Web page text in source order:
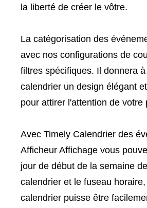
la liberté de créer le vôtre.
La catégorisation des
avec nos configurations de
filtres spécifiques. Il donnera
calendrier un design élégant
pour attirer l'attention de votre
Avec Timely Calendrier des
Afficheur Affichage vous
jour de début de la semaine
calendrier et le fuseau
calendrier puisse être